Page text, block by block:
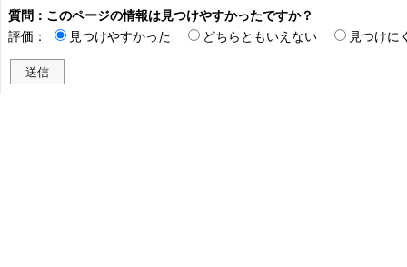
質問：このページの情報は見つけやすかったですか？
評価：
見つけやすかった どちらともいえない 見つけに